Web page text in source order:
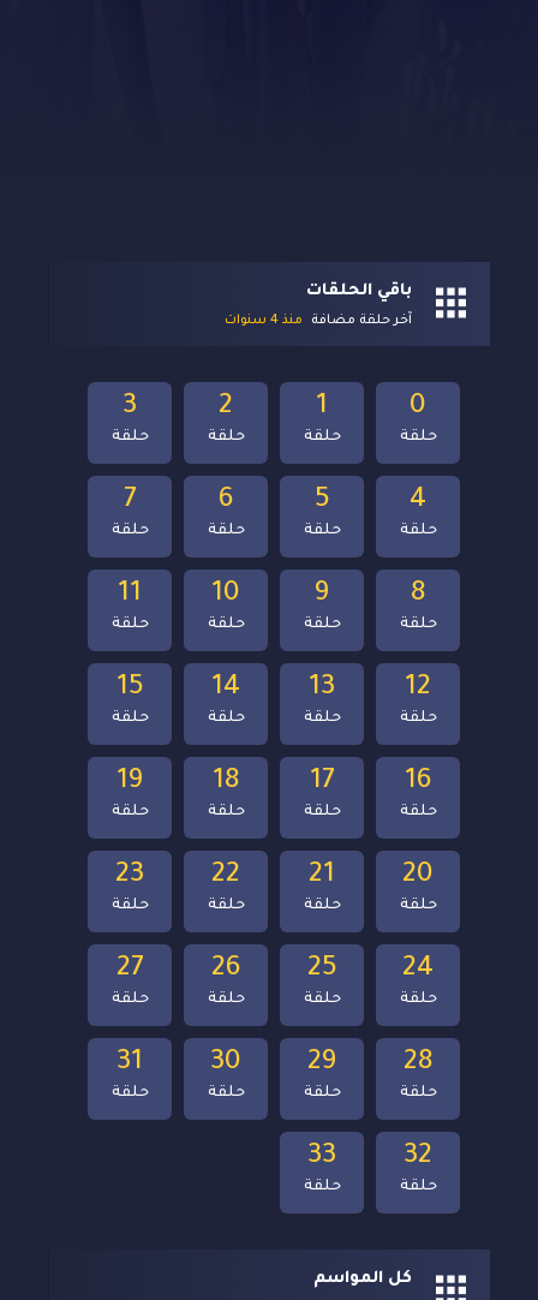
باقي الحلقات
آخر حلقة مضافة منذ 4 سنوات
33
حلقة
32
حلقة
31
حلقة
30
حلقة
29
حلقة
28
حلقة
27
حلقة
26
حلقة
25
حلقة
24
حلقة
23
حلقة
22
حلقة
21
حلقة
20
حلقة
19
حلقة
18
حلقة
17
حلقة
16
حلقة
15
حلقة
14
حلقة
13
حلقة
12
حلقة
11
حلقة
10
حلقة
9
حلقة
8
حلقة
7
حلقة
6
حلقة
5
حلقة
4
حلقة
3
حلقة
2
حلقة
1
حلقة
0
حلقة
كل المواسم